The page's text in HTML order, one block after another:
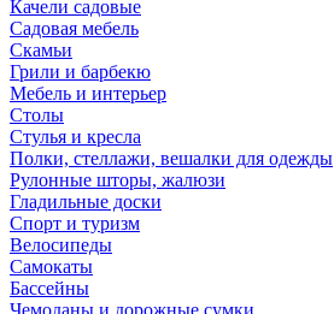
Качели садовые
Садовая мебель
Скамьи
Грили и барбекю
Мебель и интерьер
Столы
Стулья и кресла
Полки, стеллажи, вешалки для одежды
Рулонные шторы, жалюзи
Гладильные доски
Спорт и туризм
Велосипеды
Самокаты
Бассейны
Чемоданы и дорожные сумки